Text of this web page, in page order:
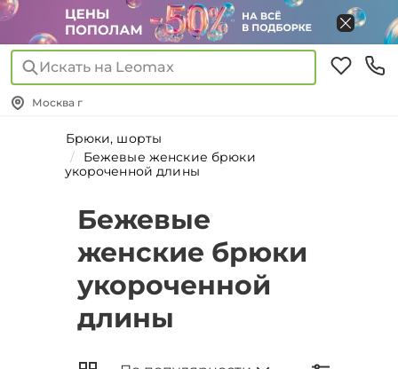
Искать на Leomax
Москва г
Брюки, шорты
Бежевые женские брюки
укороченной длины
Бежевые
женские брюки
укороченной
длины